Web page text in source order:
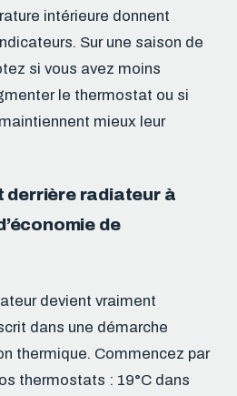
intérieure donnent
Sur une saison de
si vous avez moins
le thermostat ou si
mieux leur
derrière radiateur à
de
devient vraiment
dans une démarche
thermique. Commencez par
thermostats : 19°C dans